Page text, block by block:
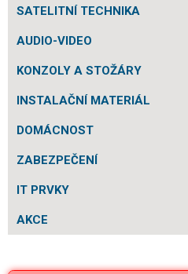
SATELITNÍ TECHNIKA
AUDIO-VIDEO
KONZOLY A STOŽÁRY
INSTALAČNÍ MATERIÁL
DOMÁCNOST
ZABEZPEČENÍ
IT PRVKY
AKCE